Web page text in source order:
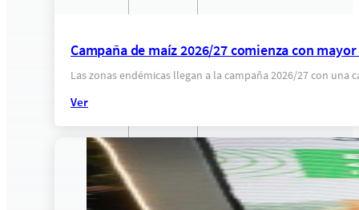
Campaña de maíz 2026/27 comienza con
Las zonas endémicas llegan a la campaña 2026/27 con
Ver